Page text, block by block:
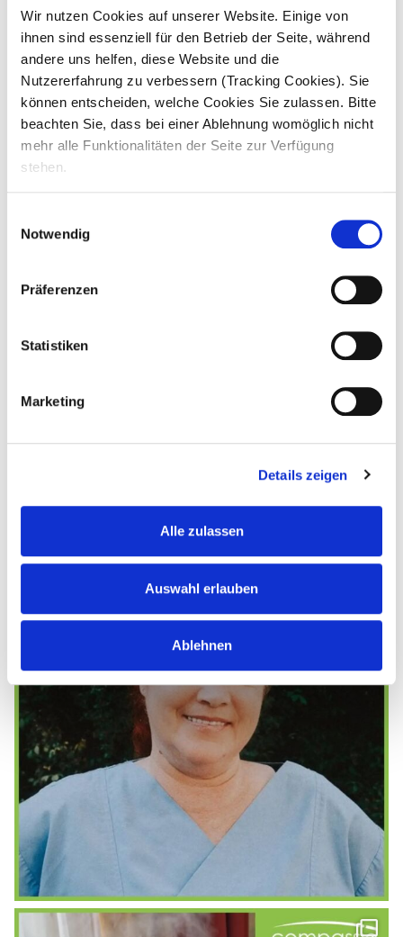
Wir nutzen Cookies auf unserer Website. Einige von
ihnen sind essenziell für den Betrieb der Seite, während
andere uns helfen, diese Website und die
Nutzererfahrung zu verbessern (Tracking Cookies). Sie
können entscheiden, welche Cookies Sie zulassen. Bitte
beachten Sie, dass bei einer Ablehnung womöglich nicht
mehr alle Funktionalitäten der Seite zur Verfügung
stehen.
Notwendig
Präferenzen
Statistiken
Marketing
Details zeigen
Alle zulassen
Auswahl erlauben
Ablehnen
Mit
und Teamgeist für unsere Bewohner – das ist
compassio!
Wenn das Leben leiser wird...